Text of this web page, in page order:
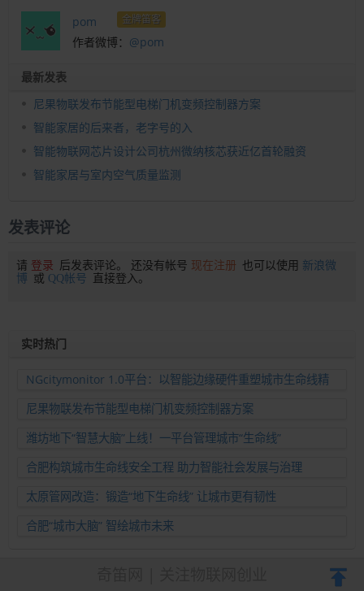
pom 金牌笛客
作者微博： @pom
最新发表
尼果物联发布节能型电梯门机变频控制器方案
智能家居的后来者，老字号的入
智能物联网芯片设计公司杭州微纳核芯获近亿首轮融资
智能家居与室内空气质量监测
发表评论
请 登录 后发表评论。 还没有帐号 现在注册 也可以使用 新浪微
博 或 QQ帐号 直接登入。
实时热门
NGcitymonitor 1.0平台：以智能边缘硬件重塑城市生命线精
尼果物联发布节能型电梯门机变频控制器方案
潍坊地下“智慧大脑”上线！一平台管理城市“生命线”
合肥构筑城市生命线安全工程 助力智能社会发展与治理
太原管网改造：锻造“地下生命线” 让城市更有韧性
合肥“城市大脑” 智绘城市未来